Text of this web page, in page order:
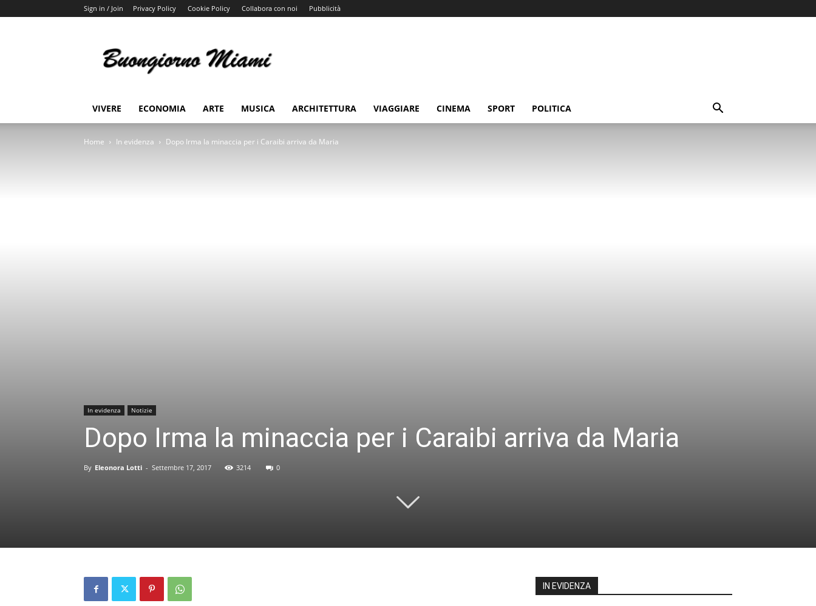
Sign in / Join Privacy Policy Cookie Policy Collabora con noi Pubblicità
Miami
VIVERE ECONOMIA ARTE MUSICA ARCHITETTURA VIAGGIARE CINEMA SPORT POLITICA
Home In evidenza Dopo Irma la minaccia per i Caraibi arriva da Maria
In evidenza Notizie
Dopo Irma la minaccia per i Caraibi arriva da Maria
By Eleonora Lotti - Settembre 17, 2017 3214 0
IN EVIDENZA